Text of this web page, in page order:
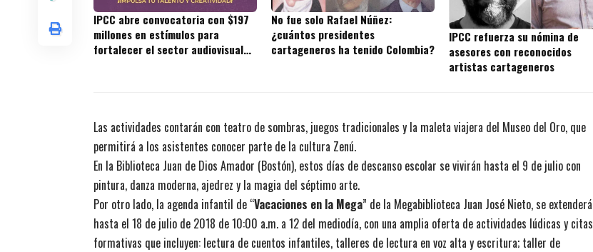
IPCC abre convocatoria con $197
millones en estímulos para
fortalecer el sector audiovisual
No fue solo Rafael Núñez:
¿cuántos presidentes
cartageneros ha tenido Colombia?
IPCC refuerza su nómina de
asesores con reconocidos
artistas cartageneros
Las actividades contarán con teatro de sombras, juegos tradicionales y la maleta viajera del Museo del Oro, que
permitirá a los asistentes conocer parte de la cultura Zenú.
En la Biblioteca Juan de Dios Amador (Bostón), estos días de descanso escolar se vivirán hasta el 9 de julio con
pintura, danza moderna, ajedrez y la magia del séptimo arte.
Por otro lado, la agenda infantil de “Vacaciones en la Mega” de la Megabiblioteca Juan José Nieto, se extenderá
hasta el 18 de julio de 2018 de 10:00 a.m. a 12 del mediodía, con una amplia oferta de actividades lúdicas y citas
formativas que incluyen: lectura de cuentos infantiles, talleres de lectura en voz alta y escritura; taller de